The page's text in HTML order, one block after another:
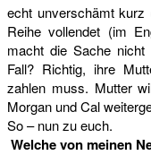
echt unverschämt
Reihe vollendet (im
macht die Sache
Fall? Richtig, ihre
zahlen muss. Mutter
Morgan und Cal
So – nun zu euch.
Welche von meinen